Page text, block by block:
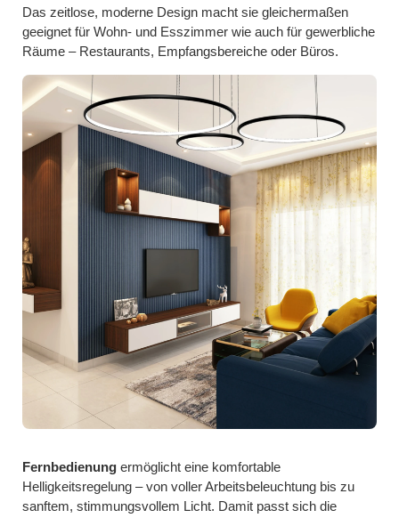
Das zeitlose, moderne Design macht sie gleichermaßen
geeignet für Wohn- und Esszimmer wie auch für gewerbliche
Räume – Restaurants, Empfangsbereiche oder Büros.
Fernbedienung ermöglicht eine komfortable
Helligkeitsregelung – von voller Arbeitsbeleuchtung bis zu
sanftem, stimmungsvollem Licht. Damit passt sich die